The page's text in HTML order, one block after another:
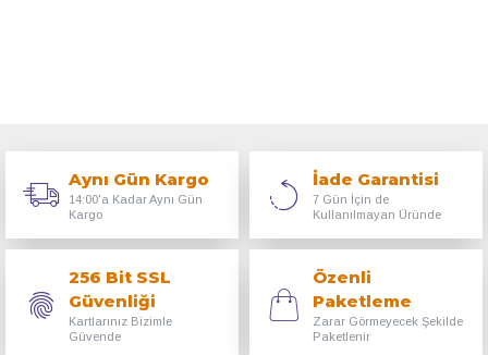
Aynı Gün Kargo
14:00'a Kadar Aynı Gün
Kargo
İade Garantisi
7 Gün İçin de
Kullanılmayan Üründe
256 Bit SSL
Güvenliği
Kartlarınız Bizimle
Güvende
Özenli
Paketleme
Zarar Görmeyecek Şekilde
Paketlenir